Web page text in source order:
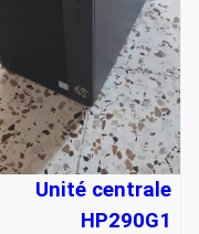
Unité centrale
HP290G1